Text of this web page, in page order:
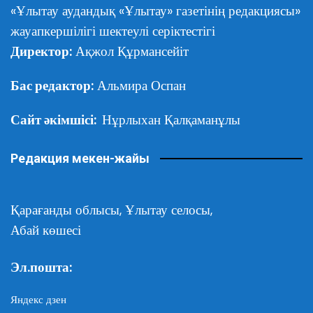
«Ұлытау аудандық «Ұлытау» газетінің редакциясы»
жауапкершілігі шектеулі серіктестігі
Директор: Ақжол Құрмансейіт
Бас редактор: Альмира Оспан
Сайт әкімшісі: Нұрлыхан Қалқаманұлы
Редакция мекен-жайы
Қарағанды облысы, Ұлытау селосы,
Абай көшесі
Эл.пошта:
Яндекс дзен